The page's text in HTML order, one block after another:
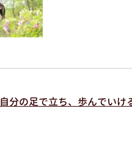
自分の足で立ち、歩んでいけ